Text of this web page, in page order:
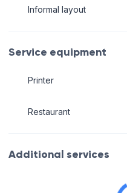
Informal layout
Service equipment
Printer
Restaurant
Additional services